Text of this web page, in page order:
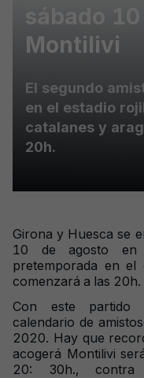
sábado 10
Montilivi
El segundo
en el estadio
catalanes y
20h.
Girona y Huesca se
10 de agosto en
pretemporada en el
comenzará a las 20h.
Con este partido
calendario de
2020. Hay que
acogerá Montilivi
20: 30h., contra